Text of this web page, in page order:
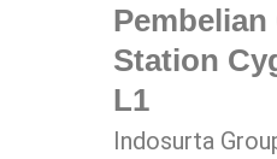
Station
L1
Indosurta